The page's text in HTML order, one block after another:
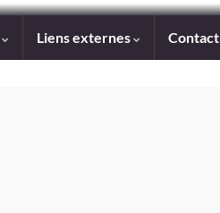
Liens externes Contact